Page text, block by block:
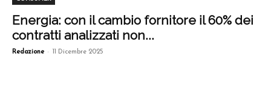
Energia: con il cambio fornitore il 60% dei
contratti analizzati non...
Redazione - 11 Dicembre 2025